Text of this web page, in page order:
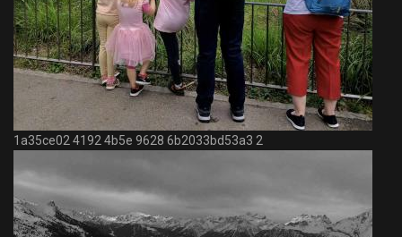
1a35ce02 4192 4b5e 9628 6b2033bd53a3 2